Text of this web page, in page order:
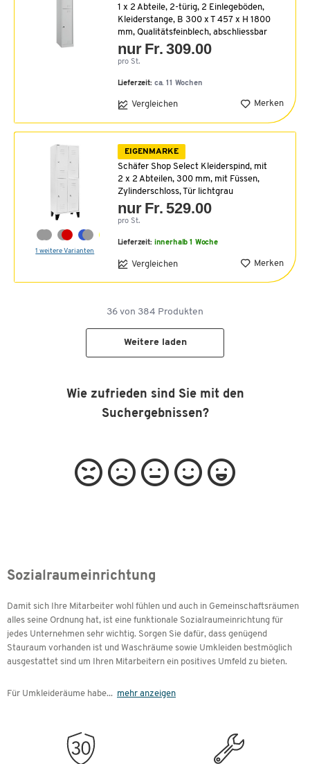
1 x 2 Abteile, 2-türig, 2 Einlegeböden,
Kleiderstange, B 300 x T 457 x H 1800
mm, Qualitätsfeinblech, abschliessbar
nur Fr. 309.00
pro St.
Lieferzeit: ca. 11 Wochen
Vergleichen Merken
1 weitere Varianten
EIGENMARKE
Schäfer Shop Select Kleiderspind, mit
2 x 2 Abteilen, 300 mm, mit Füssen,
Zylinderschloss, Tür lichtgrau
nur Fr. 529.00
pro St.
Lieferzeit: innerhalb 1 Woche
Vergleichen Merken
36 von 384 Produkten
Weitere laden
Wie zufrieden sind Sie mit den
Suchergebnissen?
Sozialraumeinrichtung
Damit sich Ihre Mitarbeiter wohl fühlen und auch in Gemeinschaftsräumen
alles seine Ordnung hat, ist eine funktionale Sozialraumeinrichtung für
jedes Unternehmen sehr wichtig. Sorgen Sie dafür, dass genügend
Stauraum vorhanden ist und Waschräume sowie Umkleiden bestmöglich
ausgestattet sind um Ihren Mitarbeitern ein positives Umfeld zu bieten.
Für Umkleideräume habe... mehr anzeigen